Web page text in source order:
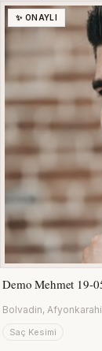
✨ ONAYLI
Demo Mehmet 19-
Bolvadin,
Saç Kesimi